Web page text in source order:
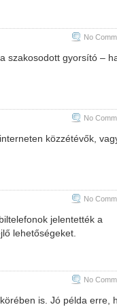
No
szakosodott gyorsító –
No
közzétévők,
No
jelentették a
lehetőségeket.
No
is. Jó példa erre,